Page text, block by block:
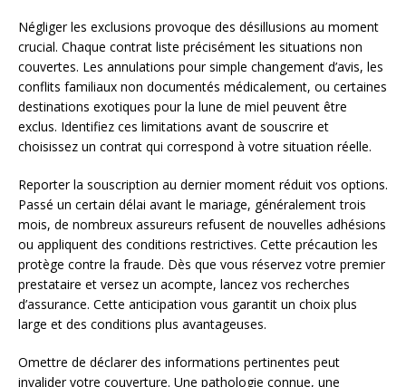
Négliger les exclusions provoque des désillusions au moment
crucial. Chaque contrat liste précisément les situations non
couvertes. Les annulations pour simple changement d’avis, les
conflits familiaux non documentés médicalement, ou certaines
destinations exotiques pour la lune de miel peuvent être
exclus. Identifiez ces limitations avant de souscrire et
choisissez un contrat qui correspond à votre situation réelle.
Reporter la souscription au dernier moment réduit vos options.
Passé un certain délai avant le mariage, généralement trois
mois, de nombreux assureurs refusent de nouvelles adhésions
ou appliquent des conditions restrictives. Cette précaution les
protège contre la fraude. Dès que vous réservez votre premier
prestataire et versez un acompte, lancez vos recherches
d’assurance. Cette anticipation vous garantit un choix plus
large et des conditions plus avantageuses.
Omettre de déclarer des informations pertinentes peut
invalider votre couverture. Une pathologie connue, une